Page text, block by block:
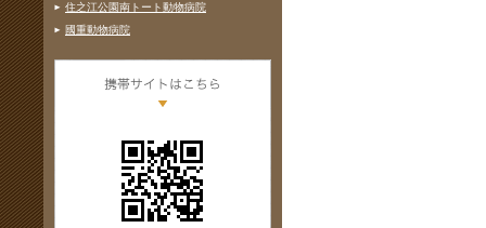
住之江公園南トート動物病院
國重動物病院